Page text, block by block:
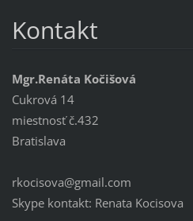
Kontakt
Mgr.Renáta Kočišová
Cukrová 14
miestnosť č.432
Bratislava
rkocisova@gmail.com
Skype kontakt: Renata Kocisova